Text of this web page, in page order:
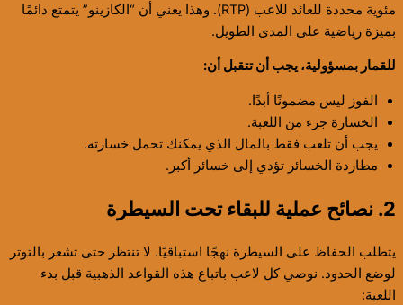
مئوية محددة للعائد للاعب (RTP). وهذا يعني أن “الكازينو” يتمتع دائمًا
بميزة رياضية على المدى الطويل.
للقمار بمسؤولية، يجب أن تتقبل أن:
الفوز ليس مضمونًا أبدًا.
الخسارة جزء من اللعبة.
يجب أن تلعب فقط بالمال الذي يمكنك تحمل خسارته.
مطاردة الخسائر تؤدي إلى خسائر أكبر.
2. نصائح عملية للبقاء تحت السيطرة
يتطلب الحفاظ على السيطرة نهجًا استباقيًا. لا تنتظر حتى تشعر بالتوتر
لوضع الحدود. نوصي كل لاعب باتباع هذه القواعد الذهبية قبل بدء
اللعبة: